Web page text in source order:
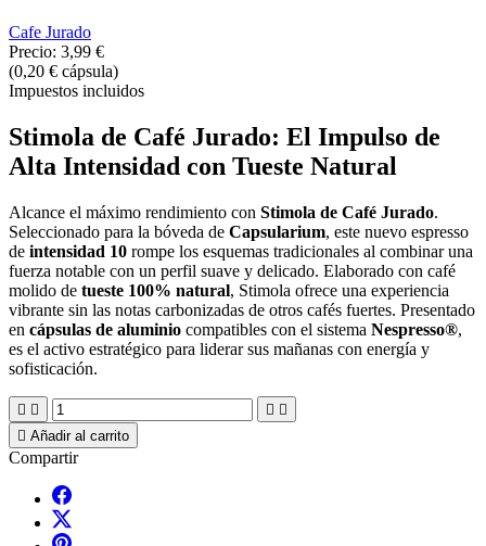
Cafe Jurado
Precio: 3,99 €
(0,20 € cápsula)
Impuestos incluidos
Stimola de Café Jurado: El Impulso de
Alta Intensidad con Tueste Natural
Alcance el máximo rendimiento con Stimola de Café Jurado.
Seleccionado para la bóveda de Capsularium, este nuevo espresso
de intensidad 10 rompe los esquemas tradicionales al combinar una
fuerza notable con un perfil suave y delicado. Elaborado con café
molido de tueste 100% natural, Stimola ofrece una experiencia
vibrante sin las notas carbonizadas de otros cafés fuertes. Presentado
en cápsulas de aluminio compatibles con el sistema Nespresso®,
es el activo estratégico para liderar sus mañanas con energía y
sofisticación.
   
 Añadir al carrito
Compartir